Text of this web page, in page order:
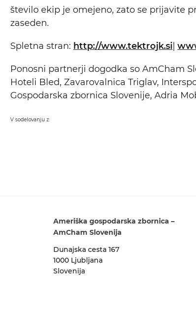
število ekip je omejeno, zato se prijavite
zaseden.
Spletna stran: http://www.tektrojk.si
Ponosni partnerji dogodka so AmCham
Hoteli Bled, Zavarovalnica Triglav,
Gospodarska zbornica Slovenije, Adria
V sodelovanju z:
Ameriška gospodarska zbornica –
AmCham Slovenija
Dunajska cesta 167
1000 Ljubljana
Slovenija